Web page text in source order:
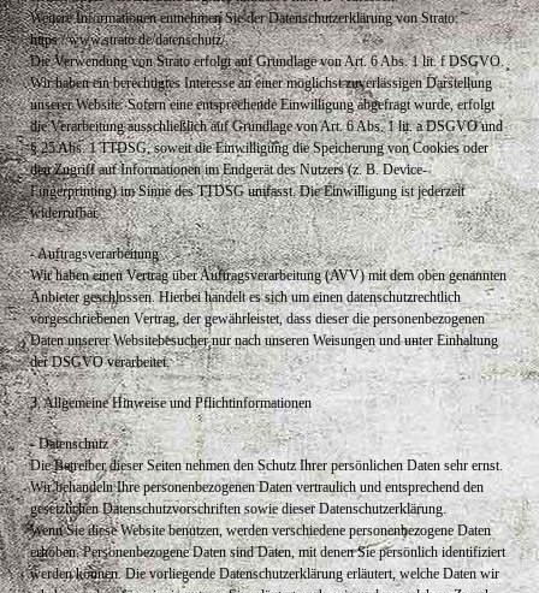
Weitere Informationen entnehmen Sie der Datenschutzerklärung von Strato:
https://www.strato.de/datenschutz/.
Die Verwendung von Strato erfolgt auf Grundlage von Art. 6 Abs. 1 lit. f DSGVO.
Wir haben ein berechtigtes Interesse an einer möglichst zuverlässigen Darstellung
unserer Website. Sofern eine entsprechende Einwilligung abgefragt wurde, erfolgt
die Verarbeitung ausschließlich auf Grundlage von Art. 6 Abs. 1 lit. a DSGVO und
§ 25 Abs. 1 TTDSG, soweit die Einwilligung die Speicherung von Cookies oder
den Zugriff auf Informationen im Endgerät des Nutzers (z. B. Device-
Fingerprinting) im Sinne des TTDSG umfasst. Die Einwilligung ist jederzeit
widerrufbar.
- Auftragsverarbeitung
Wir haben einen Vertrag über Auftragsverarbeitung (AVV) mit dem oben genannten
Anbieter geschlossen. Hierbei handelt es sich um einen datenschutzrechtlich
vorgeschriebenen Vertrag, der gewährleistet, dass dieser die personenbezogenen
Daten unserer Websitebesucher nur nach unseren Weisungen und unter Einhaltung
der DSGVO verarbeitet.
3. Allgemeine Hinweise und Pflichtinformationen
- Datenschutz
Die Betreiber dieser Seiten nehmen den Schutz Ihrer persönlichen Daten sehr ernst.
Wir behandeln Ihre personenbezogenen Daten vertraulich und entsprechend den
gesetzlichen Datenschutzvorschriften sowie dieser Datenschutzerklärung.
Wenn Sie diese Website benutzen, werden verschiedene personenbezogene Daten
erhoben. Personenbezogene Daten sind Daten, mit denen Sie persönlich identifiziert
werden können. Die vorliegende Datenschutzerklärung erläutert, welche Daten wir